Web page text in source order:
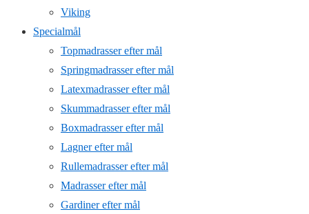
Viking
Specialmål
Topmadrasser efter mål
Springmadrasser efter mål
Latexmadrasser efter mål
Skummadrasser efter mål
Boxmadrasser efter mål
Lagner efter mål
Rullemadrasser efter mål
Madrasser efter mål
Gardiner efter mål